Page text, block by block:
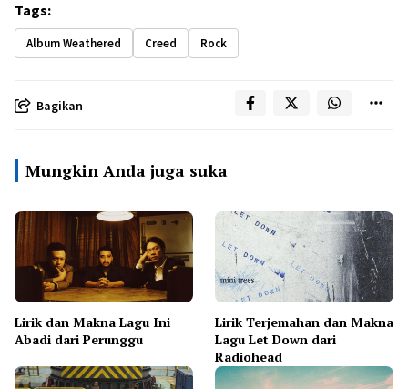
Tags:
Album Weathered Creed Rock
Bagikan
Mungkin Anda juga suka
Lirik dan Makna Lagu Ini
Abadi dari Perunggu
Lirik Terjemahan dan Makna
Lagu Let Down dari
Radiohead